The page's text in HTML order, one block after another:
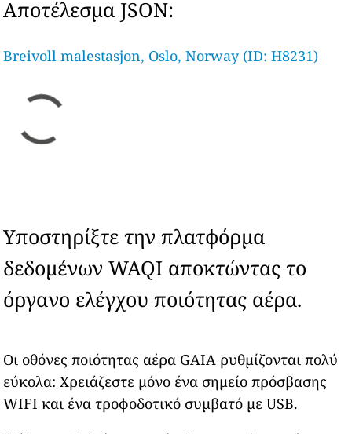
Αποτέλεσμα JSON:
Breivoll malestasjon, Oslo, Norway (ID: H8231)
Υποστηρίξτε την πλατφόρμα
δεδομένων WAQI αποκτώντας το
όργανο ελέγχου ποιότητας αέρα.
Οι οθόνες ποιότητας αέρα GAIA ρυθμίζονται πολύ
εύκολα: Χρειάζεστε μόνο ένα σημείο πρόσβασης
WIFI και ένα τροφοδοτικό συμβατό με USB.